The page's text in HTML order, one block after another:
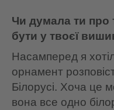
Чи думала ти про
бути у твоєї
Насамперед я
орнамент
Білорусі. Хоча це
вона все одно